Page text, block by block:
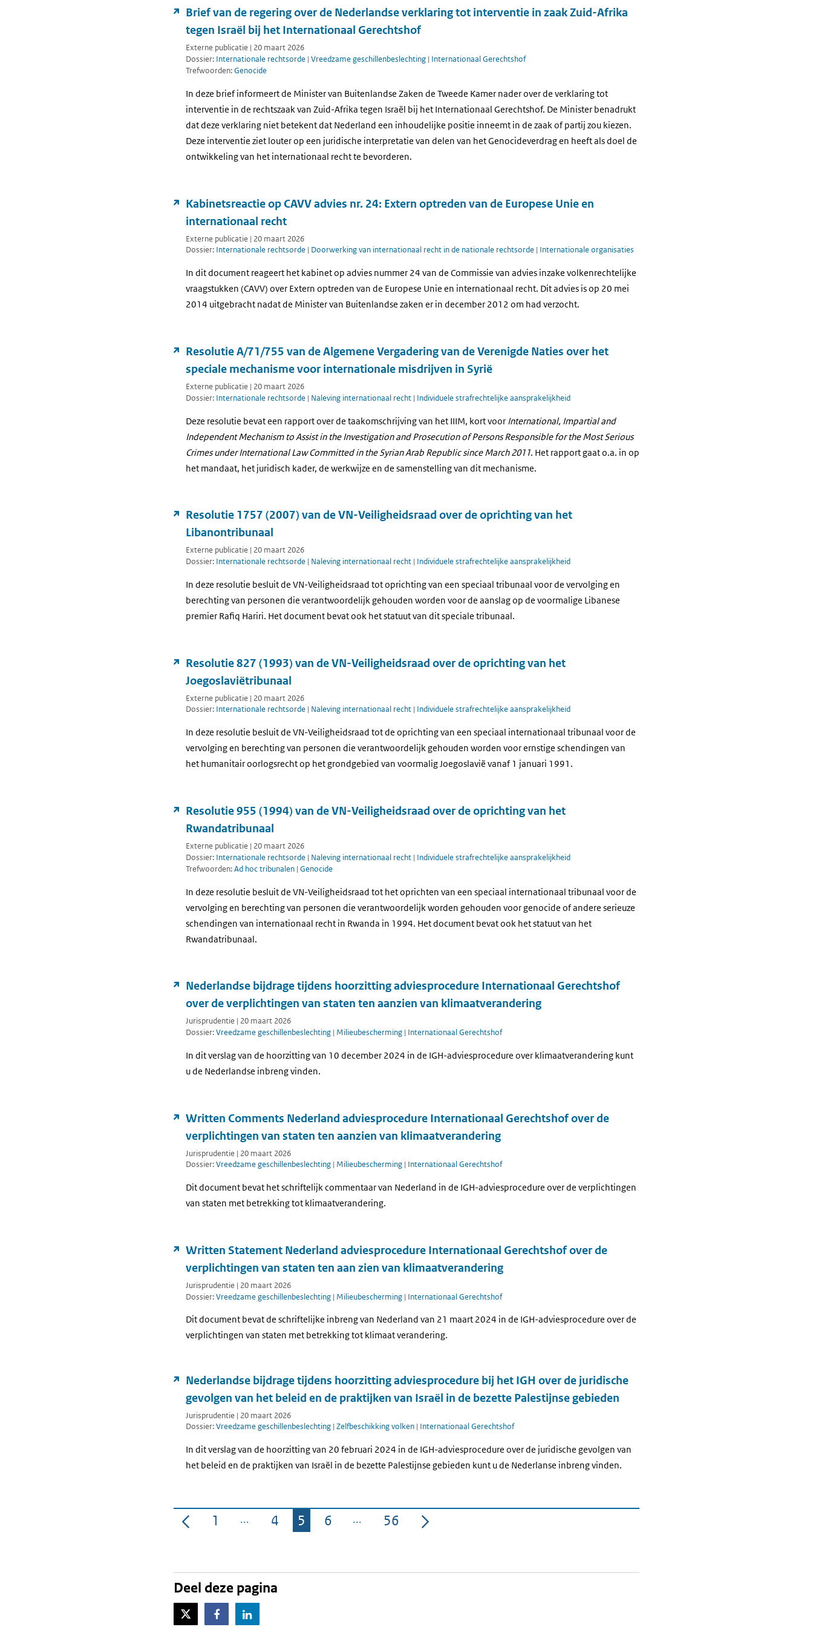
Brief van de regering over de Nederlandse verklaring tot interventie in zaak Zuid-Afrika
tegen Israël bij het Internationaal Gerechtshof
Externe publicatie | 20 maart 2026
Dossier: Internationale rechtsorde | Vreedzame geschillenbeslechting | Internationaal Gerechtshof
Trefwoorden:Genocide
In deze brief informeert de Minister van Buitenlandse Zaken de Tweede Kamer nader over de verklaring tot
interventie in de rechtszaak van Zuid-Afrika tegen Israël bij het Internationaal Gerechtshof. De Minister benadrukt
dat deze verklaring niet betekent dat Nederland een inhoudelijke positie inneemt in de zaak of partij zou kiezen.
Deze interventie ziet louter op een juridische interpretatie van delen van het Genocideverdrag en heeft als doel de
ontwikkeling van het internationaal recht te bevorderen.
Kabinetsreactie op CAVV advies nr. 24: Extern optreden van de Europese Unie en
internationaal recht
Externe publicatie | 20 maart 2026
Dossier: Internationale rechtsorde | Doorwerking van internationaal recht in de nationale rechtsorde | Internationale organisaties
In dit document reageert het kabinet op advies nummer 24 van de Commissie van advies inzake volkenrechtelijke
vraagstukken (CAVV) over Extern optreden van de Europese Unie en internationaal recht. Dit advies is op 20 mei
2014 uitgebracht nadat de Minister van Buitenlandse zaken er in december 2012 om had verzocht.
Resolutie A/71/755 van de Algemene Vergadering van de Verenigde Naties over het
speciale mechanisme voor internationale misdrijven in Syrië
Externe publicatie | 20 maart 2026
Dossier: Internationale rechtsorde | Naleving internationaal recht | Individuele strafrechtelijke aansprakelijkheid
Deze resolutie bevat een rapport over de taakomschrijving van het IIIM, kort voor International, Impartial and
Independent Mechanism to Assist in the Investigation and Prosecution of Persons Responsible for the Most Serious
Crimes under International Law Committed in the Syrian Arab Republic since March 2011. Het rapport gaat o.a. in op
het mandaat, het juridisch kader, de werkwijze en de samenstelling van dit mechanisme.
Resolutie 1757 (2007) van de VN-Veiligheidsraad over de oprichting van het
Libanontribunaal
Externe publicatie | 20 maart 2026
Dossier: Internationale rechtsorde | Naleving internationaal recht | Individuele strafrechtelijke aansprakelijkheid
In deze resolutie besluit de VN-Veiligheidsraad tot oprichting van een speciaal tribunaal voor de vervolging en
berechting van personen die verantwoordelijk gehouden worden voor de aanslag op de voormalige Libanese
premier Rafiq Hariri. Het document bevat ook het statuut van dit speciale tribunaal.
Resolutie 827 (1993) van de VN-Veiligheidsraad over de oprichting van het
Joegoslaviëtribunaal
Externe publicatie | 20 maart 2026
Dossier: Internationale rechtsorde | Naleving internationaal recht | Individuele strafrechtelijke aansprakelijkheid
In deze resolutie besluit de VN-Veiligheidsraad tot de oprichting van een speciaal internationaal tribunaal voor de
vervolging en berechting van personen die verantwoordelijk gehouden worden voor ernstige schendingen van
het humanitair oorlogsrecht op het grondgebied van voormalig Joegoslavië vanaf 1 januari 1991.
Resolutie 955 (1994) van de VN-Veiligheidsraad over de oprichting van het
Rwandatribunaal
Externe publicatie | 20 maart 2026
Dossier: Internationale rechtsorde | Naleving internationaal recht | Individuele strafrechtelijke aansprakelijkheid
Trefwoorden:Ad hoc tribunalen | Genocide
In deze resolutie besluit de VN-Veiligheidsraad tot het oprichten van een speciaal internationaal tribunaal voor de
vervolging en berechting van personen die verantwoordelijk worden gehouden voor genocide of andere serieuze
schendingen van internationaal recht in Rwanda in 1994. Het document bevat ook het statuut van het
Rwandatribunaal.
Nederlandse bijdrage tijdens hoorzitting adviesprocedure Internationaal Gerechtshof
over de verplichtingen van staten ten aanzien van klimaatverandering
Jurisprudentie | 20 maart 2026
Dossier:Vreedzame geschillenbeslechting | Milieubescherming | Internationaal Gerechtshof
In dit verslag van de hoorzitting van 10 december 2024 in de IGH-adviesprocedure over klimaatverandering kunt
u de Nederlandse inbreng vinden.
Written Comments Nederland adviesprocedure Internationaal Gerechtshof over de
verplichtingen van staten ten aanzien van klimaatverandering
Jurisprudentie | 20 maart 2026
Dossier:Vreedzame geschillenbeslechting | Milieubescherming | Internationaal Gerechtshof
Dit document bevat het schriftelijk commentaar van Nederland in de IGH-adviesprocedure over de verplichtingen
van staten met betrekking tot klimaatverandering.
Written Statement Nederland adviesprocedure Internationaal Gerechtshof over de
verplichtingen van staten ten aan zien van klimaatverandering
Jurisprudentie | 20 maart 2026
Dossier:Vreedzame geschillenbeslechting | Milieubescherming | Internationaal Gerechtshof
Dit document bevat de schriftelijke inbreng van Nederland van 21 maart 2024 in de IGH-adviesprocedure over de
verplichtingen van staten met betrekking tot klimaat verandering.
Nederlandse bijdrage tijdens hoorzitting adviesprocedure bij het IGH over de juridische
gevolgen van het beleid en de praktijken van Israël in de bezette Palestijnse gebieden
Jurisprudentie | 20 maart 2026
Dossier:Vreedzame geschillenbeslechting | Zelfbeschikking volken | Internationaal Gerechtshof
In dit verslag van de hoorzitting van 20 februari 2024 in de IGH-adviesprocedure over de juridische gevolgen van
het beleid en de praktijken van Israël in de bezette Palestijnse gebieden kunt u de Nederlanse inbreng vinden.
Pagina
1 Pagina
4 Pagina
5 Pagina
6 Pagina
56
Deel deze pagina
X-TwitterFacebookLinkedIn